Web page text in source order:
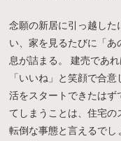
念願の新居に引っ越し
い、家を見るたびに「あ
息が詰まる。 建売であ
「いいね」と笑顔で合
活をスタートできたはず
てしまうことは、住宅
転倒な事態と言えるでし